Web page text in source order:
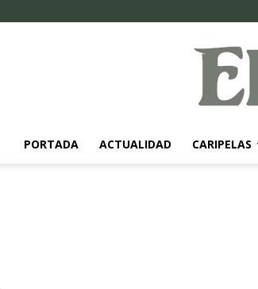
PORTADA ACTUALIDAD CARIPELAS